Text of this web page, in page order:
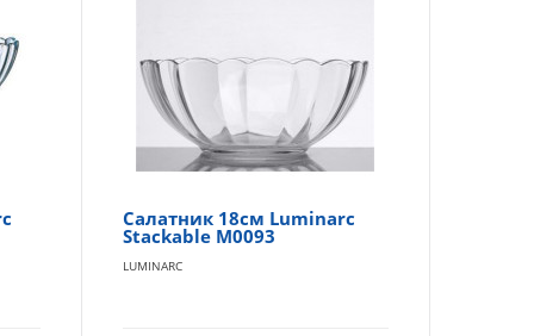
для
Добавь в сравнения
В избранные
Салатник 18см Luminarc
Stackable M0093
LUMINARC